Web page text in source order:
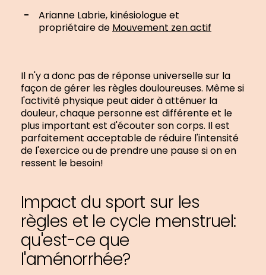
Arianne Labrie, kinésiologue et
propriétaire de Mouvement zen actif
Il n'y a donc pas de réponse universelle sur la
façon de gérer les règles douloureuses. Même si
l'activité physique peut aider à atténuer la
douleur, chaque personne est différente et le
plus important est d'écouter son corps. Il est
parfaitement acceptable de réduire l'intensité
de l'exercice ou de prendre une pause si on en
ressent le besoin!
Impact du sport sur les
règles et le cycle menstruel:
qu'est-ce que
l'aménorrhée?